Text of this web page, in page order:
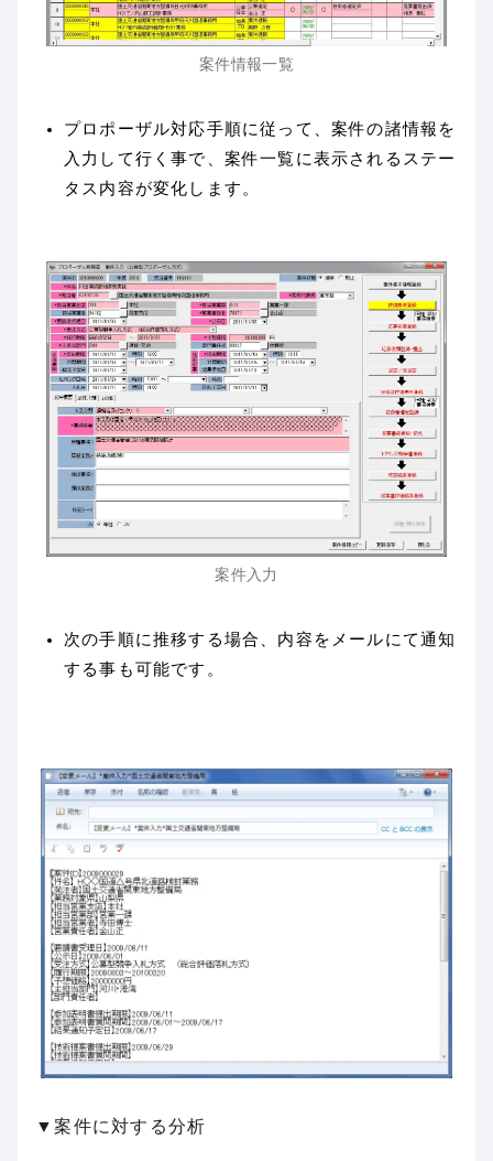
案件情報一覧
プロポーザル対応手順に従って、案件の諸情報を
入力して行く事で、案件一覧に表示されるステー
タス内容が変化します。
案件入力
次の手順に推移する場合、内容をメールにて通知
する事も可能です。
▼案件に対する分析